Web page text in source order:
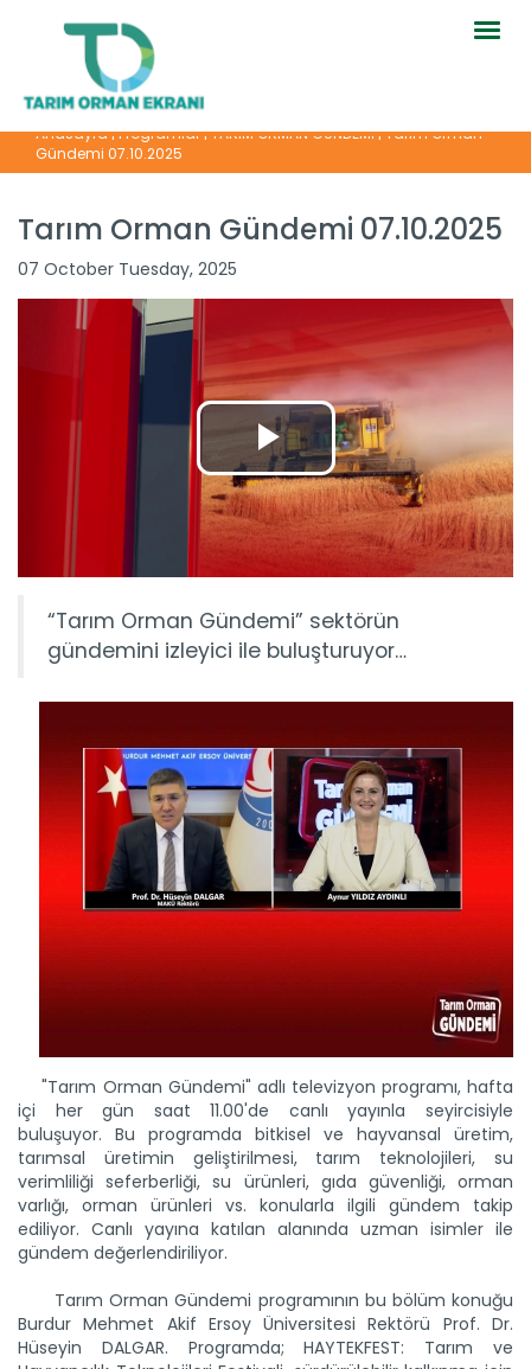
Anasayfa|Programlar|TARIM ORMAN GÜNDEMİ|Tarım Orman
Gündemi 07.10.2025
Tarım Orman Gündemi 07.10.2025
07 October Tuesday, 2025
“Tarım Orman Gündemi” sektörün
gündemini izleyici ile buluşturuyor…
"Tarım Orman Gündemi" adlı televizyon programı, hafta
içi her gün saat 11.00'de canlı yayınla seyircisiyle
buluşuyor. Bu programda bitkisel ve hayvansal üretim,
tarımsal üretimin geliştirilmesi, tarım teknolojileri, su
verimliliği seferberliği, su ürünleri, gıda güvenliği, orman
varlığı, orman ürünleri vs. konularla ilgili gündem takip
ediliyor. Canlı yayına katılan alanında uzman isimler ile
gündem değerlendiriliyor.
Tarım Orman Gündemi programının bu bölüm konuğu
Burdur Mehmet Akif Ersoy Üniversitesi Rektörü Prof. Dr.
Hüseyin DALGAR. Programda; HAYTEKFEST: Tarım ve
Tarım Orman Gündemi 15.06.2026
“Tarım Orman Gündemi” sektörün gündemini izleyici ile...
Devamını Oku ->
Tarım Orman Gündemi 12.06.2026
“Tarım Orman Gündemi” sektörün gündemini izleyici ile...
Devamını Oku ->